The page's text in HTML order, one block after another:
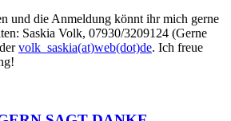
und die Anmeldung könnt ihr mich gerne
Saskia Volk, 07930/3209124 (Gerne
volk_saskia(at)web(dot)de. Ich freue